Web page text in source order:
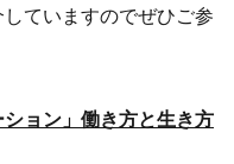
ていますのでぜひご参
ョン」働き方と生き方